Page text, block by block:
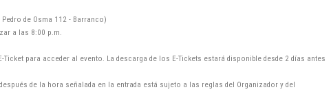
de Osma 112 - Barranco)
a las 8:00 p.m.
Ticket para acceder al evento. La descarga de los E-Tickets estará disponible desde 2 días antes
de la hora señalada en la entrada está sujeto a las reglas del Organizador y del